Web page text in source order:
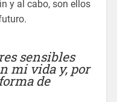
y al cabo, son ellos
sensibles
mi vida y, por
de